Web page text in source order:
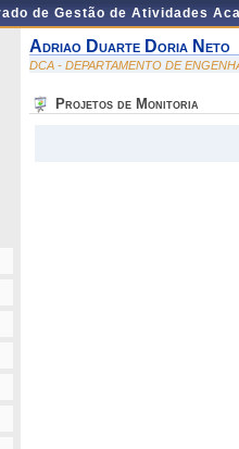
de Gestão de Atividades
Adriao Duarte Doria Neto
DCA - DEPARTAMENTO DE
Projetos de Monitoria